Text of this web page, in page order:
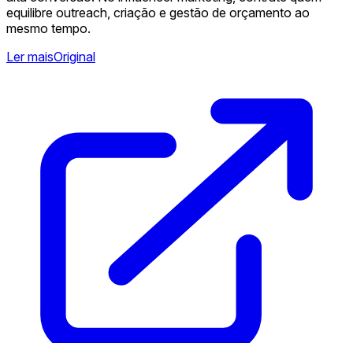
equilibre outreach, criação e gestão de orçamento ao
mesmo tempo.
Ler maisOriginal